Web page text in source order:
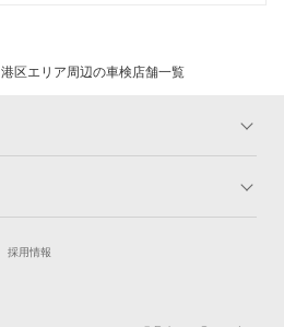
港区エリア周辺の車検店舗一覧
キャンペーン一覧
新車購入
採用情報